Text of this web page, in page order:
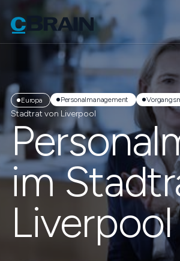
Personalmanagement
Europa
Stadtrat von Liverpool
im
Liverpool